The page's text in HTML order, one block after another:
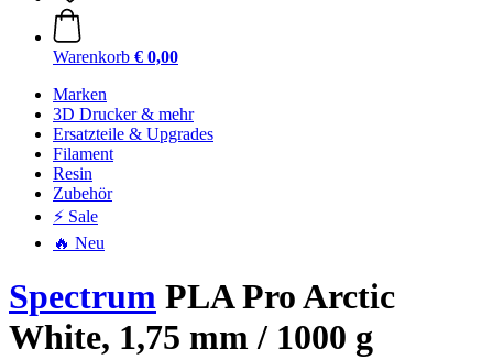
Warenkorb € 0,00
Marken
3D Drucker & mehr
Ersatzteile & Upgrades
Filament
Resin
Zubehör
⚡ Sale
🔥 Neu
Spectrum PLA Pro Arctic
White, 1,75 mm / 1000 g